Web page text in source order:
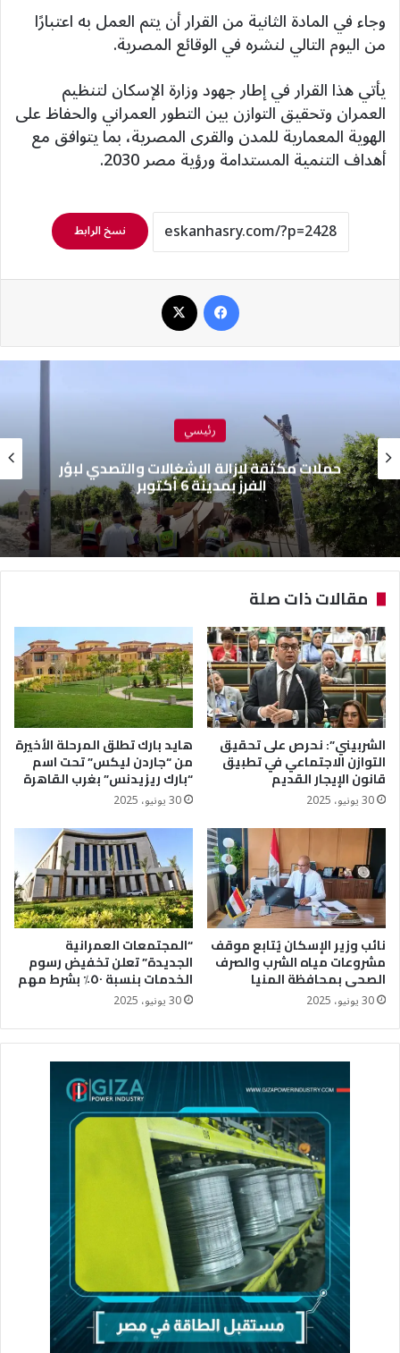
وجاء في المادة الثانية من القرار أن يتم العمل به اعتبارًا
من اليوم التالي لنشره في الوقائع المصرية.
يأتي هذا القرار في إطار جهود وزارة الإسكان لتنظيم
العمران وتحقيق التوازن بين التطور العمراني والحفاظ على
الهوية المعمارية للمدن والقرى المصرية، بما يتوافق مع
أهداف التنمية المستدامة ورؤية مصر 2030.
نسخ الرابط
رئيسي
حملات مكثقة لإزالة الإشغالات والتصدي لبؤر
الفرز بمدينة 6 أكتوبر
مقالات ذات صلة
الشربيني”: نحرص على تحقيق
التوازن الاجتماعي في تطبيق
قانون الإيجار القديم
30 يونيو، 2025
هايد بارك تطلق المرحلة الأخيرة
من “جاردن ليكس” تحت اسم
“بارك ريزيدنس” بغرب القاهرة
30 يونيو، 2025
نائب وزير الإسكان يُتابع موقف
مشروعات مياه الشرب والصرف
الصحى بمحافظة المنيا
30 يونيو، 2025
“المجتمعات العمرانية
الجديدة” تعلن تخفيض رسوم
الخدمات بنسبة ٥٠٪؜ بشرط مهم
30 يونيو، 2025